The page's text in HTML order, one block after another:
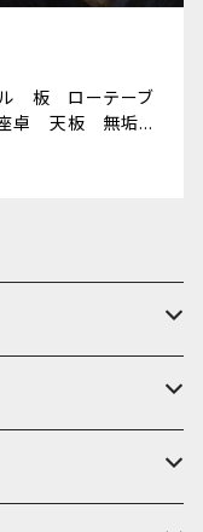
板 ローテーブ
座卓 天板 無垢